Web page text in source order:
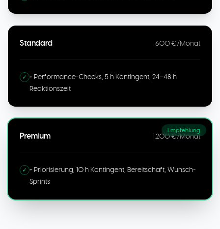
Standard 600 €/Monat
✓ + Performance-Checks, 5 h Kontingent, 24–48 h
Reaktionszeit
Empfehlung
Premium 1.200 €/Monat
✓ + Priorisierung, 10 h Kontingent, Bereitschaft, Wunsch-
Sprints